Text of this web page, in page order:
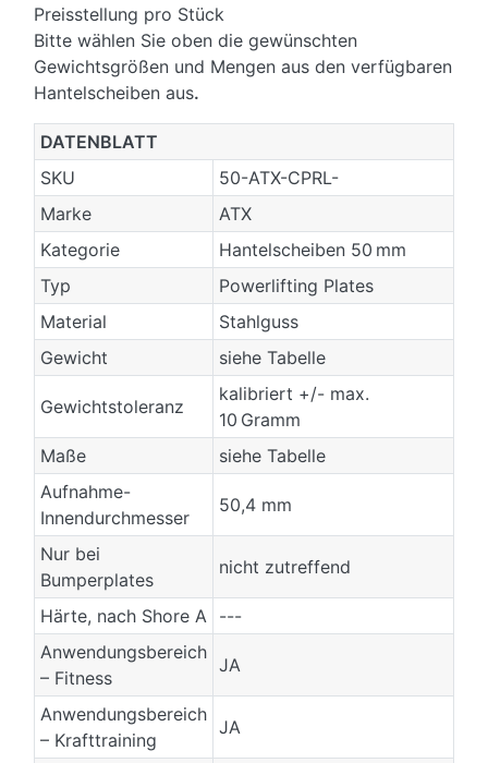
Preisstellung pro Stück
Bitte wählen Sie oben die gewünschten
Gewichtsgrößen und Mengen aus den verfügbaren
Hantelscheiben aus.
DATENBLATT
SKU
50-ATX-CPRL-
Marke
ATX
Kategorie
Hantelscheiben 50 mm
Typ
Powerlifting Plates
Material
Stahlguss
Gewicht
siehe Tabelle
Gewichtstoleranz
kalibriert +/- max.
10 Gramm
Maße
siehe Tabelle
Aufnahme-
Innendurchmesser
50,4 mm
Nur bei
Bumperplates
nicht zutreffend
Härte, nach Shore A
---
Anwendungsbereich
– Fitness
JA
Anwendungsbereich
– Krafttraining
JA